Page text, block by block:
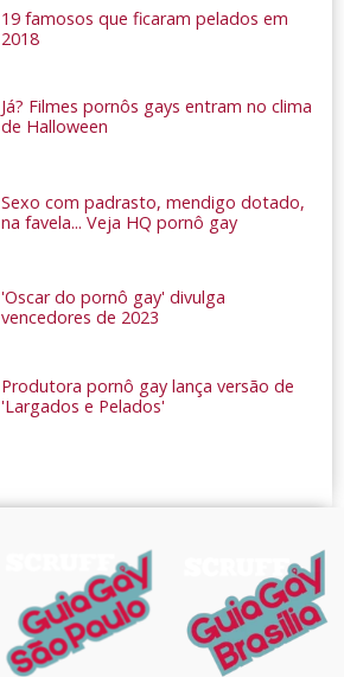
19 famosos que ficaram pelados em
2018
Já? Filmes pornôs gays entram no clima
de Halloween
Sexo com padrasto, mendigo dotado,
na favela... Veja HQ pornô gay
'Oscar do pornô gay' divulga
vencedores de 2023
Produtora pornô gay lança versão de
'Largados e Pelados'